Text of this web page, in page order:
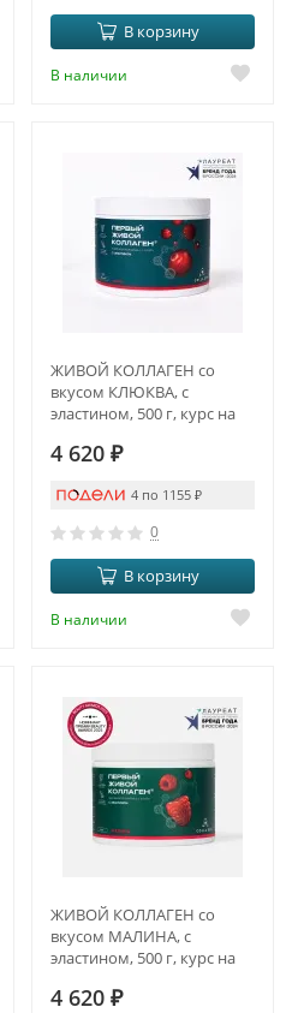
В корзину
В наличии
ЖИВОЙ КОЛЛАГЕН со
вкусом КЛЮКВА, с
эластином, 500 г, курс на
4 620 ₽
4 по 1155 ₽
0
В корзину
В наличии
ЖИВОЙ КОЛЛАГЕН со
вкусом МАЛИНА, с
эластином, 500 г, курс на
4 620 ₽